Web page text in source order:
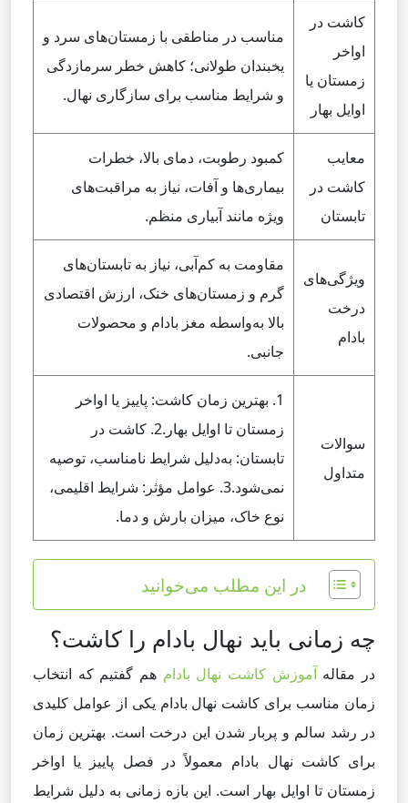
کاشت در
اواخر
زمستان یا
اوایل بهار
مناسب در مناطقی با زمستان‌های سرد و
یخبندان طولانی؛ کاهش خطر سرمازدگی
و شرایط مناسب برای سازگاری نهال.
معایب
کاشت در
تابستان
کمبود رطوبت، دمای بالا، خطرات
بیماری‌ها و آفات، نیاز به مراقبت‌های
ویژه مانند آبیاری منظم.
ویژگی‌های
درخت
بادام
مقاومت به کم‌آبی، نیاز به تابستان‌های
گرم و زمستان‌های خنک، ارزش اقتصادی
بالا به‌واسطه مغز بادام و محصولات
جانبی.
سوالات
متداول
1. بهترین زمان کاشت: پاییز یا اواخر
زمستان تا اوایل بهار.2. کاشت در
تابستان: به‌دلیل شرایط نامناسب، توصیه
نمی‌شود.3. عوامل مؤثر: شرایط اقلیمی،
نوع خاک، میزان بارش و دما.
در این مطلب می‌خوانید
چه زمانی باید نهال بادام را کاشت؟
در مقالهآموزش کاشت نهال بادام هم گفتیم که انتخاب
زمان مناسب برای کاشت نهال بادام یکی از عوامل کلیدی
در رشد سالم و پربار شدن این درخت است. بهترین زمان
برای کاشت نهال بادام معمولاً در فصل پاییز یا اواخر
زمستان تا اوایل بهار است. این بازه زمانی به دلیل شرایط